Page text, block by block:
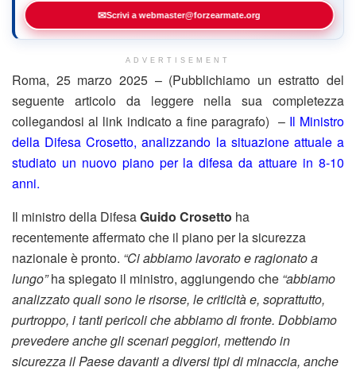
✉Scrivi a webmaster@forzearmate.org
ADVERTISEMENT
Roma, 25 marzo 2025 – (Pubblichiamo un estratto del
seguente articolo da leggere nella sua completezza
collegandosi al link indicato a fine paragrafo) – Il Ministro
della Difesa Crosetto, analizzando la situazione attuale a
studiato un nuovo piano per la difesa da attuare in 8-10
anni.
Il ministro della DifesaGuido Crosetto ha
recentemente affermato che il piano per la sicurezza
nazionale è pronto. “Ci abbiamo lavorato e ragionato a
lungo”ha spiegato il ministro, aggiungendo che “abbiamo
analizzato quali sono le risorse, le criticità e, soprattutto,
purtroppo, i tanti pericoli che abbiamo di fronte. Dobbiamo
prevedere anche gli scenari peggiori, mettendo in
sicurezza il Paese davanti a diversi tipi di minaccia, anche